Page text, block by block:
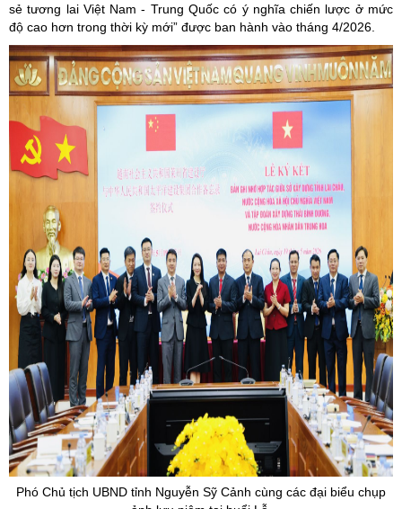
sẻ tương lai Việt Nam - Trung Quốc có ý nghĩa chiến lược ở mức
độ cao hơn trong thời kỳ mới” được ban hành vào tháng 4/2026.
Phó Chủ tịch UBND tỉnh Nguyễn Sỹ Cảnh cùng các đại biểu chụp